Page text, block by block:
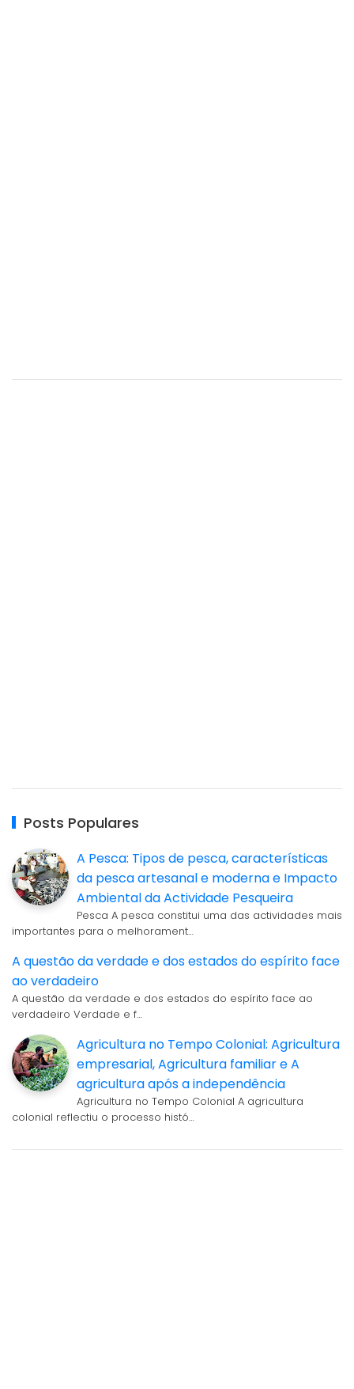
Posts Populares
A Pesca: Tipos de pesca, características
da pesca artesanal e moderna e Impacto
Ambiental da Actividade Pesqueira
Pesca A pesca constitui uma das actividades mais
importantes para o melhorament…
A questão da verdade e dos estados do espírito face
ao verdadeiro
A questão da verdade e dos estados do espírito face ao
verdadeiro Verdade e f…
Agricultura no Tempo Colonial: Agricultura
empresarial, Agricultura familiar e A
agricultura após a independência
Agricultura no Tempo Colonial A agricultura
colonial reflectiu o processo histó…